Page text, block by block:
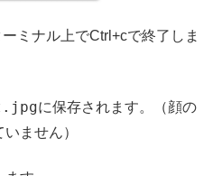
ミナル上でCtrl+cで終了しま
に保存されます。（顔の
ません）